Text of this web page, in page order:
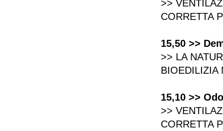
>>
CORRETTA
15,50 >>
>> LA
BIOEDILIZIA
15,10 >>
>>
CORRETTA